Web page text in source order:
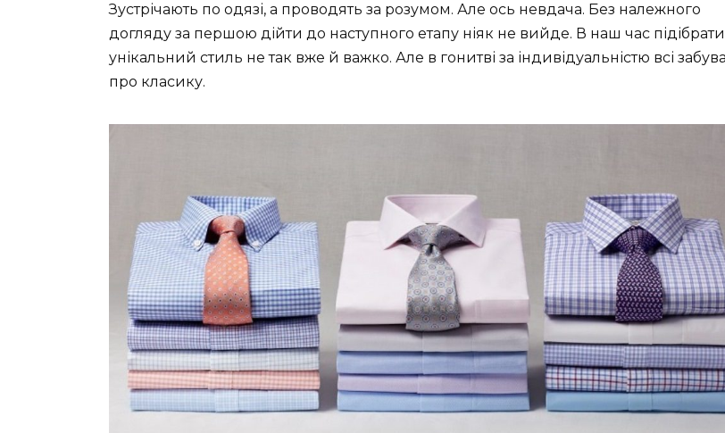
Зустрічають по одязі, а проводять за розумом. Але ось невдача. Без належного
догляду за першою дійти до наступного етапу ніяк не вийде. В наш час підібрати
унікальний стиль не так вже й важко. Але в гонитві за індивідуальністю всі
про класику.